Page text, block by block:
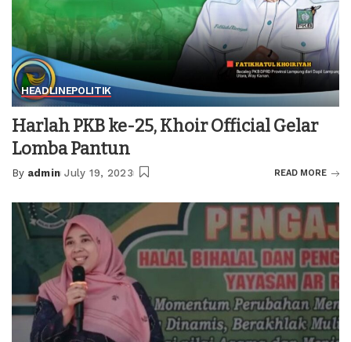
HEADLINEPOLITIK
Harlah PKB ke-25, Khoir Official Gelar
Lomba Pantun
Posted
By admin July 19, 2023 READ MORE